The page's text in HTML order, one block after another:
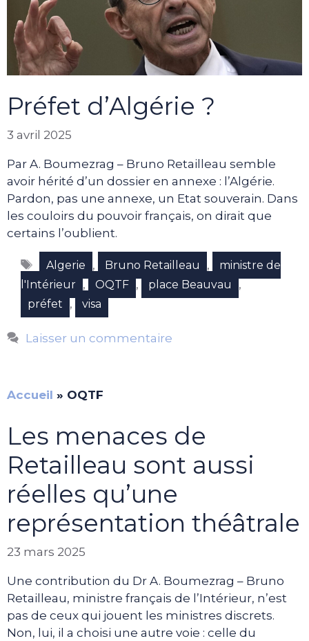
Préfet d’Algérie ?
3 avril 2025
Par A. Boumezrag – Bruno Retailleau semble
avoir hérité d’un dossier en annexe : l’Algérie.
Pardon, pas une annexe, un Etat souverain. Dans
les couloirs du pouvoir français, on dirait que
certains l’oublient.
Étiquettes
Algerie , Bruno Retailleau ,
ministre de
l'Intérieur , OQTF , place Beauvau ,
préfet , visa
Laisser un commentaire
Accueil » OQTF
Les menaces de
Retailleau sont aussi
réelles qu’une
représentation théâtrale
23 mars 2025
Une contribution du Dr A. Boumezrag – Bruno
Retailleau, ministre français de l’Intérieur, n’est
pas de ceux qui jouent les ministres discrets.
Non, lui, il a choisi une autre voie : celle du